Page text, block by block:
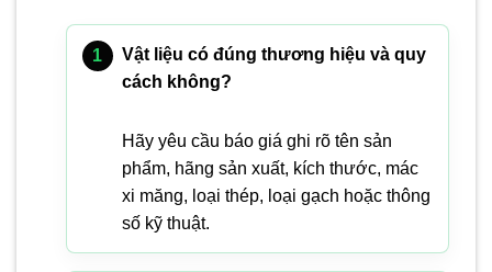
Vật liệu có đúng thương hiệu và quy
cách không?
Hãy yêu cầu báo giá ghi rõ tên sản
phẩm, hãng sản xuất, kích thước, mác
xi măng, loại thép, loại gạch hoặc thông
số kỹ thuật.